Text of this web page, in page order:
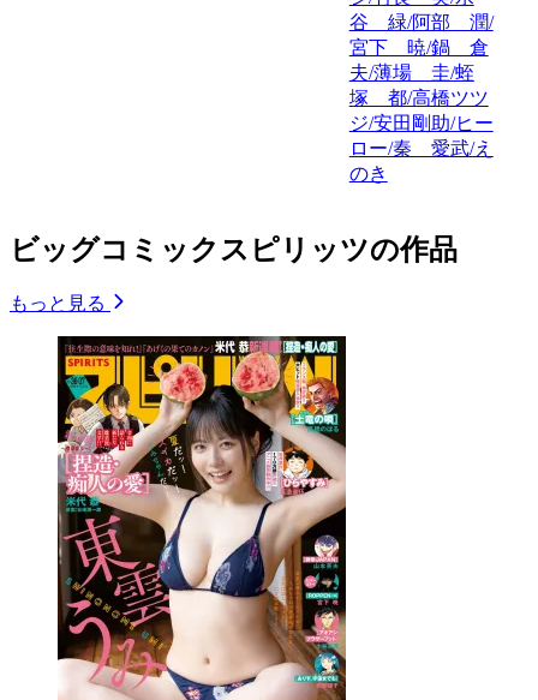
谷 緑/阿部 潤/
宮下 暁/鍋 倉
夫/薄場 圭/蛭
塚 都/高橋ツツ
ジ/安田剛助/ヒー
ロー/秦 愛武/え
のき
ビッグコミックスピリッツの作品
もっと見る